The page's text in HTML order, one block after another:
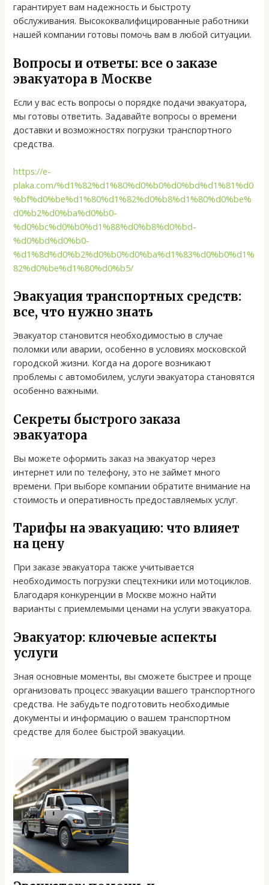
гарантирует вам надежность и быстроту
обслуживания. Высококвалифицированные работники
нашей компании готовы помочь вам в любой ситуации.
Вопросы и ответы: все о заказе
эвакуатора в Москве
Если у вас есть вопросы о порядке подачи эвакуатора,
мы готовы ответить. Задавайте вопросы о времени
доставки и возможностях погрузки транспортного
средства.
https://e-
plaka.com/%d1%82%d1%80%d0%b0%d0%bd%d1%81%d0
%bf%d0%be%d1%80%d1%82%d0%b8%d1%80%d0%be%
d0%b2%d0%ba%d0%b0-
%d0%bc%d0%b0%d1%88%d0%b8%d0%bd-
%d0%bd%d0%b0-
%d1%8d%d0%b2%d0%b0%d0%ba%d1%83%d0%b0%d1%
82%d0%be%d1%80%d0%b5/
Эвакуация транспортных средств:
все, что нужно знать
Эвакуатор становится необходимостью в случае
поломки или аварии, особенно в условиях московской
городской жизни. Когда на дороге возникают
проблемы с автомобилем, услуги эвакуатора становятся
особенно важными.
Секреты быстрого заказа
эвакуатора
Вы можете оформить заказ на эвакуатор через
интернет или по телефону, это не займет много
времени. При выборе компании обратите внимание на
стоимость и оперативность предоставляемых услуг.
Тарифы на эвакуацию: что влияет
на цену
При заказе эвакуатора также учитывается
необходимость погрузки спецтехники или мотоциклов.
Благодаря конкуренции в Москве можно найти
варианты с приемлемыми ценами на услуги эвакуатора.
Эвакуатор: ключевые аспекты
услуги
Зная основные моменты, вы сможете быстрее и проще
организовать процесс эвакуации вашего транспортного
средства. Не забудьте подготовить необходимые
документы и информацию о вашем транспортном
средстве для более быстрой эвакуации.